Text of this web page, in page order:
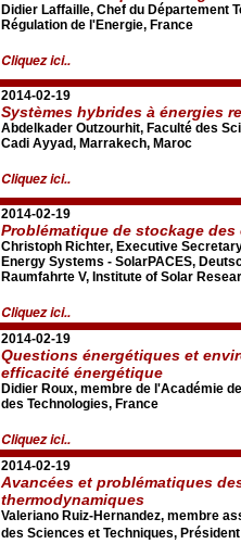
Didier Laffaille, Chef du Département
Régulation de l'Energie, France
Cliquez ici..
2014-02-19
Systèmes hybrides à énergies
Abdelkader Outzourhit, Faculté des
Cadi Ayyad, Marrakech, Maroc
Cliquez ici..
2014-02-19
Problématique de stockage
Christoph Richter, Executive
Energy Systems - SolarPACES,
Raumfahrte V, Institute of Solar
Cliquez ici..
2014-02-19
Questions énergétiques et
efficacité énergétique
Didier Roux, membre de l'Académie
des Technologies, France
Cliquez ici..
2014-02-19
Avancées et problématiques
thermodynamiques
Valeriano Ruiz-Hernandez, membre
des Sciences et Techniques, Président